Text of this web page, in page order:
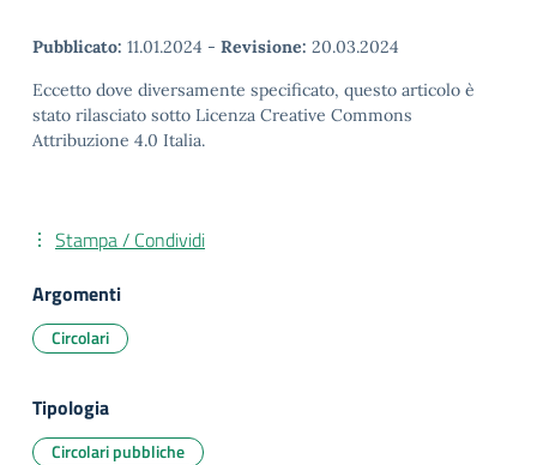
Pubblicato: 11.01.2024 - Revisione: 20.03.2024
Eccetto dove diversamente specificato, questo articolo è
stato rilasciato sotto Licenza Creative Commons
Attribuzione 4.0 Italia.
Stampa / Condividi
Argomenti
Circolari
Tipologia
Circolari pubbliche